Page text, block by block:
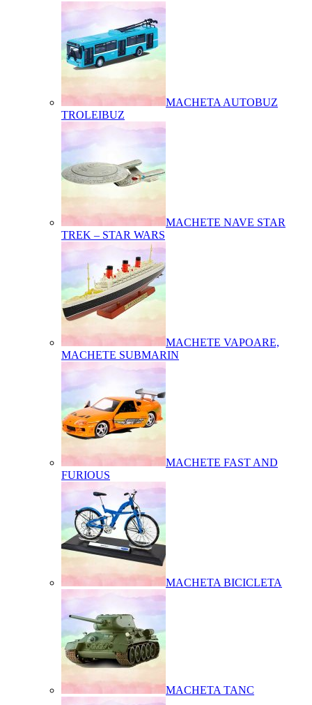
MACHETA AUTOBUZ
TROLEIBUZ
MACHETE NAVE STAR
TREK – STAR WARS
MACHETE VAPOARE,
MACHETE SUBMARIN
MACHETE FAST AND
FURIOUS
MACHETA BICICLETA
MACHETA TANC